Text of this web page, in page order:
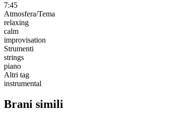
7:45
Atmosfera/Tema
relaxing
calm
improvisation
Strumenti
strings
piano
Altri tag
instrumental
Brani simili